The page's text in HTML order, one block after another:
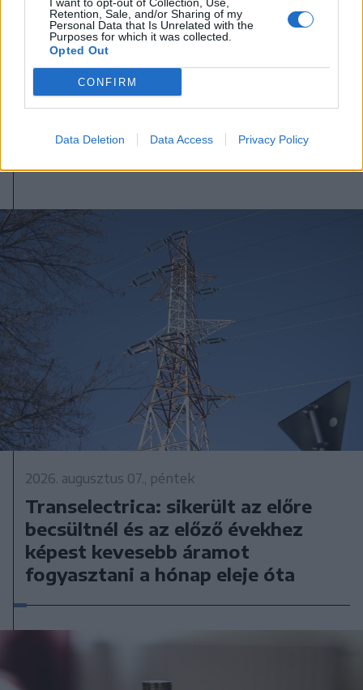
Retention, Sale, and/or Sharing of my
Personal Data that Is Unrelated with the
Purposes for which it was collected.
Opted Out
CONFIRM
Data Deletion Data Access Privacy Policy
2026. augusztus 07., péntek
Meglepetés a töltőállomásokon:
csökkentek az üzemanyagárak
2026. augusztus 07., péntek
Transelectrica: sikerült az előre
becsültnél és az előző évekhez
képest kevesebb áramot
fogyasztani a hónap eleje óta